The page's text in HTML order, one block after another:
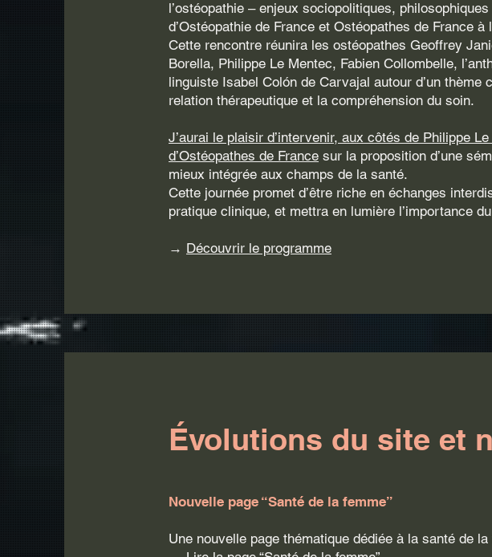
l’ostéopathie – enjeux sociopolitiques,
d’Ostéopathie de France et Ostéopathes de France
Cette rencontre réunira les ostéopathes Geoffrey
Borella, Philippe Le Mentec, Fabien Collombelle,
linguiste Isabel Colón de Carvajal autour d’un
relation thérapeutique et la compréhension du soin.
J’aurai le plaisir d’intervenir, aux côtés de Philippe
d’Ostéopathes de France sur la proposition d’une
mieux intégrée aux champs de la santé.
Cette journée promet d’être riche en échanges
pratique clinique, et mettra en lumière l’importance
→ Découvrir le programme
Évolutions du site et
Nouvelle page “Santé de la femme”
Une nouvelle page thématique dédiée à la santé de